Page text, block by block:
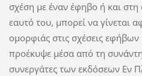
σχέση με έναν έφηβο ή και
εαυτό του, μπορεί να γίνεται
ομορφιάς στις σχέσεις εφήβων
προέκυψε μέσα από τη
συνεργάτες των εκδόσεων Εν